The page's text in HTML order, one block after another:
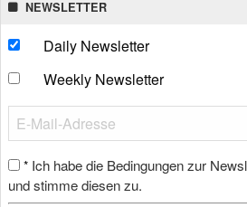
NEWSLETTER
Daily Newsletter
Weekly Newsletter
* Ich habe die Bedingungen zur
und stimme diesen zu.